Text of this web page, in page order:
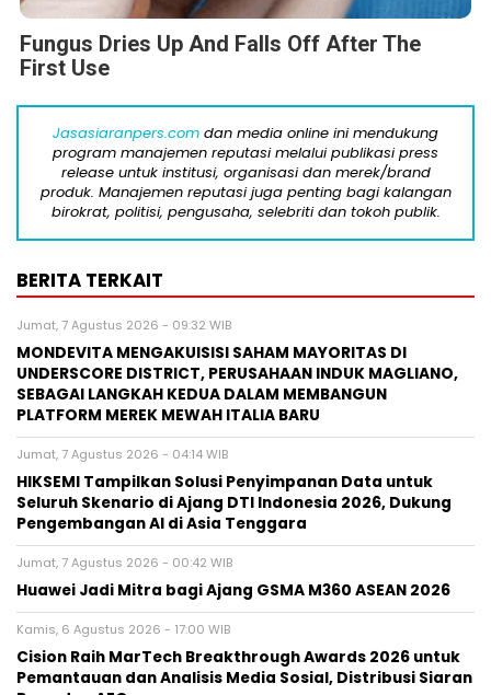
Fungus Dries Up And Falls Off After The
First Use
Jasasiaranpers.com dan media online ini mendukung
program manajemen reputasi melalui publikasi press
release untuk institusi, organisasi dan merek/brand
produk. Manajemen reputasi juga penting bagi kalangan
birokrat, politisi, pengusaha, selebriti dan tokoh publik.
BERITA TERKAIT
Jumat, 7 Agustus 2026 - 09:32 WIB
MONDEVITA MENGAKUISISI SAHAM MAYORITAS DI
UNDERSCORE DISTRICT, PERUSAHAAN INDUK MAGLIANO,
SEBAGAI LANGKAH KEDUA DALAM MEMBANGUN
PLATFORM MEREK MEWAH ITALIA BARU
Jumat, 7 Agustus 2026 - 04:14 WIB
HIKSEMI Tampilkan Solusi Penyimpanan Data untuk
Seluruh Skenario di Ajang DTI Indonesia 2026, Dukung
Pengembangan AI di Asia Tenggara
Jumat, 7 Agustus 2026 - 00:42 WIB
Huawei Jadi Mitra bagi Ajang GSMA M360 ASEAN 2026
Kamis, 6 Agustus 2026 - 17:00 WIB
Cision Raih MarTech Breakthrough Awards 2026 untuk
Pemantauan dan Analisis Media Sosial, Distribusi Siaran